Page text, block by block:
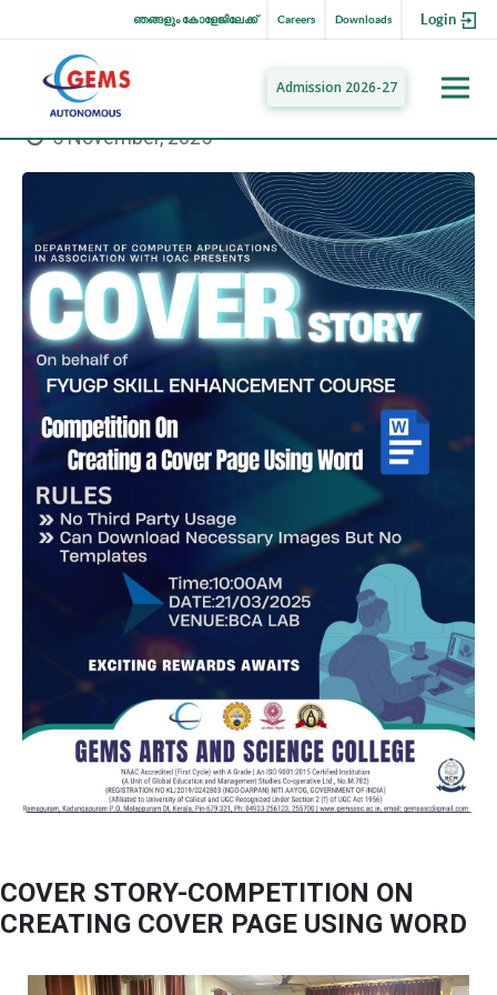
Login
Downloads
Careers
ഞങ്ങളും കോളേജിലേക്ക്
Admission 2026-27
COVER STORY-COMPETITION ON
CREATING COVER PAGE USING WORD
5 November, 2025